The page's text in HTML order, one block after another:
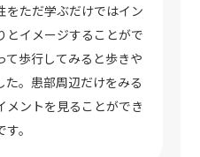
をただ学ぶだけではイン
とイメージすることがで
て歩行してみると歩きや
。患部周辺だけをみる
メントを見ることができ
。